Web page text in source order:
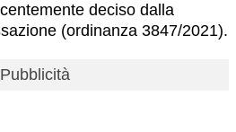
deciso dalla
(ordinanza 3847/2021).
Pubblicità